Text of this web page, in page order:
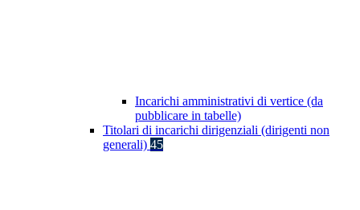
Incarichi amministrativi di vertice (da
pubblicare in tabelle)
Titolari di incarichi dirigenziali (dirigenti non
generali) 45